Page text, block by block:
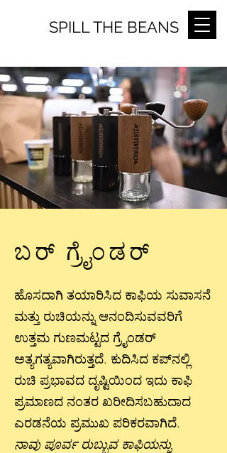
SPILL THE BEANS
ಬರ್ ಗ್ರೈಂಡರ್
ಹೊಸದಾಗಿ ತಯಾರಿಸಿದ ಕಾಫಿಯ ಸುವಾಸನೆ
ಮತ್ತು ರುಚಿಯನ್ನು ಆನಂದಿಸುವವರಿಗೆ
ಉತ್ತಮ ಗುಣಮಟ್ಟದ ಗ್ರೈಂಡರ್
ಅತ್ಯಗತ್ಯವಾಗಿರುತ್ತದೆ. ಕುದಿಸಿದ ಕಪ್‌ನಲ್ಲಿ
ರುಚಿ ಪ್ರಭಾವದ ದೃಷ್ಟಿಯಿಂದ ಇದು ಕಾಫಿ
ಪ್ರಮಾಣದ ನಂತರ ಖರೀದಿಸಬಹುದಾದ
ಎರಡನೆಯ ಪ್ರಮುಖ ಪರಿಕರವಾಗಿದೆ.
ನಾವು ಪೂರ್ವ ರುಬ್ಬುವ ಕಾಫಿಯನ್ನು